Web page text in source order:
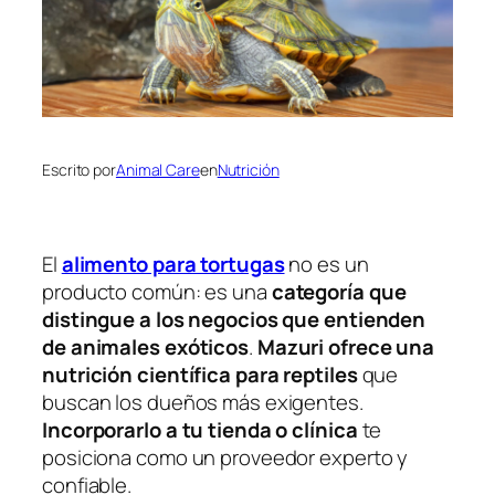
Escrito porAnimal CareenNutrición
Elalimento para tortugasno es un
producto común: es unacategoría que
distingue a los negocios que entienden
de animales exóticos. Mazuri ofrece una
nutrición científica para reptilesque
buscan los dueños más exigentes.
Incorporarlo a tu tienda o clínicate
posiciona como un proveedor experto y
confiable.